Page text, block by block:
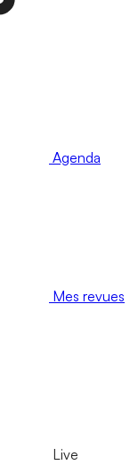
Agenda
Mes revues
Live